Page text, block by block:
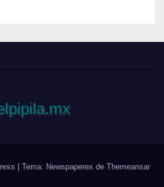
Tema: Newspaperex de Themeansar